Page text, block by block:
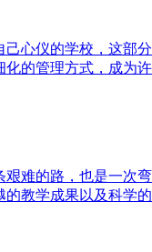
心仪的学校，这部
的管理方式，成为
的路，也是一次
教学成果以及科学